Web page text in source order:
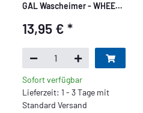
GAL Wascheimer - WHEEL
13,95 €*
Sofort verfügbar
Lieferzeit: 1 - 3 Tage mit
Standard Versand